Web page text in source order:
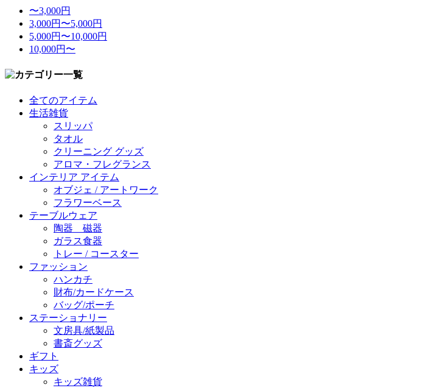
〜3,000円
3,000円〜5,000円
5,000円〜10,000円
10,000円〜
全てのアイテム
生活雑貨
スリッパ
タオル
クリーニング グッズ
アロマ・フレグランス
インテリア アイテム
オブジェ / アートワーク
フラワーベース
テーブルウェア
陶器 磁器
ガラス食器
トレー / コースター
ファッション
ハンカチ
財布/カードケース
バッグ/ポーチ
ステーショナリー
文房具/紙製品
書斎グッズ
ギフト
キッズ
キッズ雑貨